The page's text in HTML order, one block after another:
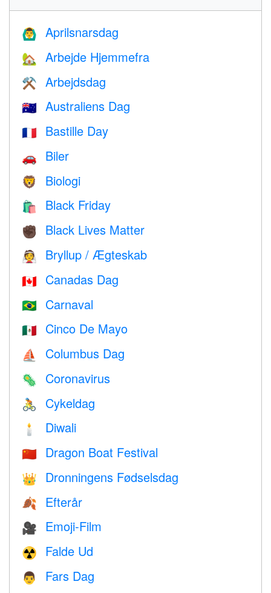
🙆‍♂️ Aprilsnarsdag
🏡 Arbejde Hjemmefra
⚒️ Arbejdsdag
🇦🇺 Australiens Dag
🇫🇷 Bastille Day
🚗 Biler
🦁 Biologi
🛍 Black Friday
✊🏿 Black Lives Matter
👰 Bryllup / Ægteskab
🇨🇦 Canadas Dag
🇧🇷 Carnaval
🇲🇽 Cinco De Mayo
⛵️ Columbus Dag
🦠 Coronavirus
🚴 Cykeldag
🕯 Diwali
🇨🇳 Dragon Boat Festival
👑 Dronningens Fødselsdag
🍂 Efterår
🎥 Emoji-Film
☢️ Falde Ud
👨
Fars Dag